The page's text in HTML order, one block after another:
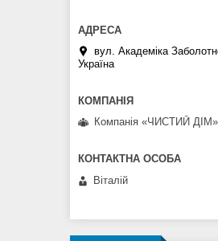
вул. Академіка
Україна
Компанія «ЧИСТИЙ ДІМ»
Віталій